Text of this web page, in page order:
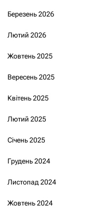
Березень 2026
Лютий 2026
Жовтень 2025
Вересень 2025
Квітень 2025
Лютий 2025
Січень 2025
Грудень 2024
Листопад 2024
Жовтень 2024